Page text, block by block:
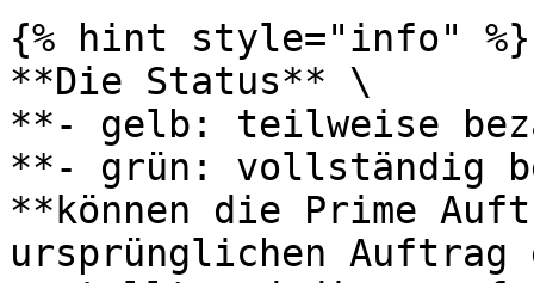
{% hint style="info" %}
**Die Status** \
**- gelb: teilweise
**- grün: vollständig
**können die Prime
ursprünglichen Auftrag